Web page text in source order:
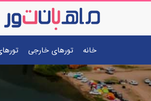
خانه تورهای خارجی